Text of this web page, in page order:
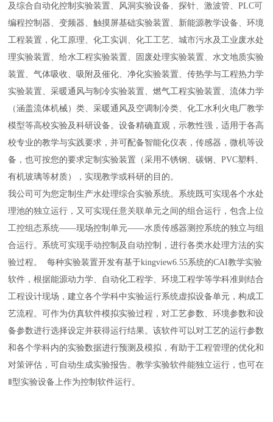
及综合自动化控制实验装置、风洞实验设备、探针、激波管、PLC可
编程控制器、变频器、触摸屏基础实验装置、新能源教学设备、环境
工程装置，化工原理、化工实训、化工工艺、城市污水及工业废水处
理实验装置、给水工程实验装置、固废处理实验装置、水文地质实验
装置、气体吸收、吸附及催化、净化实验装置、传热学与工程热力学
实验装置、采暖通风与制冷实验装置、燃气工程实验装置、流体力学
（涵盖流体机械）类、采暖通风及空调制冷类、化工水利火电厂教学
模型等高校实验及科研设备。设备精确直观，示教性强，适用于各高
校专业的教学与实践要求，并可配备智能化仪表，传感器，微机等设
备，也可按您的要求定制实验装置（采用不锈钢、碳钢、PVC塑料、
有机玻璃等材质），实现教学或科研的目的。
我公司可为您定制生产水处理综合实验系统。系统既可实现各个水处
理池的独立运行，又可实现任意关联单元之间的组合运行，包含上位
工控组态系统——现场控制单元——水质传感器测控系统的独立与组
合运行。系统可实现手动控制及自动控制，进行各类水处理方法的实
验过程。 每种实验装置开发有基于kingview6.55系统的CAI教学实验
软件，根据能源动力学、自动化工程学、环境工程学等学科准则结合
工程设计现场，建立各个学科中实验运行系统虚拟设备单元，构成工
艺流程。可作为仿真软件模拟实验过程，对工艺参数、环境参数和设
备参数进行选择设定并获得运行结果。该软件可以对工艺的运行参数
和各个学科内的实验数据进行预测及模拟，有助于工程管理的优化和
对策评估，可自动生成实验报告。教学实验软件能独立运行，也可在
Ⅱ型实验设备上作为控制软件运行。